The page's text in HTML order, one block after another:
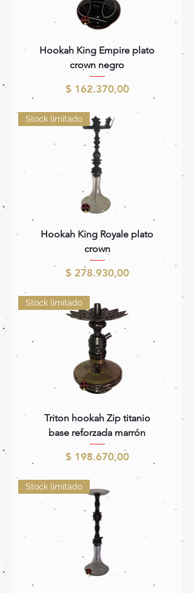
Hookah King Empire plato
crown negro
Precio
$ 162.370,00
Stock limitado
Hookah King Royale plato
crown
Precio
$ 278.930,00
Stock limitado
Triton hookah Zip titanio
base reforzada marrón
Precio
$ 198.670,00
Stock limitado